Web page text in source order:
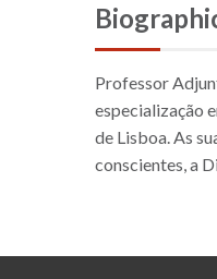
Professor
especialização
de Lisboa. As
conscientes, a